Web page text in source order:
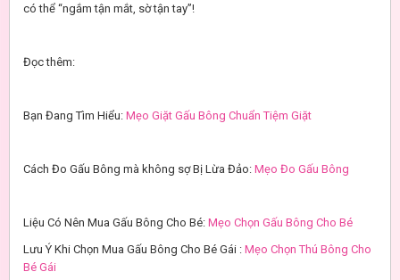
có thể “ngắm tận mắt, sờ tận tay”!
Đọc thêm:
Bạn Đang Tìm Hiểu: Mẹo Giặt Gấu Bông Chuẩn Tiệm Giặt
Cách Đo Gấu Bông mà không sợ Bị Lừa Đảo: Mẹo Đo Gấu Bông
Liệu Có Nên Mua Gấu Bông Cho Bé: Mẹo Chọn Gấu Bông Cho Bé
Lưu Ý Khi Chọn Mua Gấu Bông Cho Bé Gái : Mẹo Chọn Thú Bông Cho
Bé Gái